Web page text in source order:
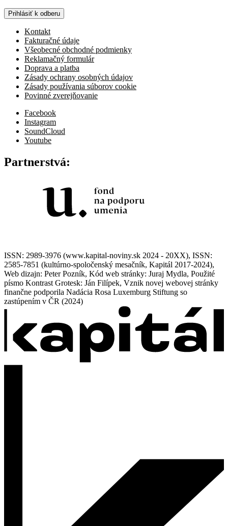
Prihlásiť k odberu
Kontakt
Fakturačné údaje
Všeobecné obchodné podmienky
Reklamačný formulár
Doprava a platba
Zásady ochrany osobných údajov
Zásady používania súborov cookie
Povinné zverejňovanie
Facebook
Instagram
SoundCloud
Youtube
Partnerstvá:
ISSN: 2989-3976 (www.kapital-noviny.sk 2024 - 20XX), ISSN:
2585-7851 (kultúrno-spoločenský mesačník, Kapitál 2017-2024),
Web dizajn: Peter Pozník, Kód web stránky: Juraj Mydla, Použité
písmo Kontrast Grotesk: Ján Filípek, Vznik novej webovej stránky
finančne podporila Nadácia Rosa Luxemburg Stiftung so
zastúpením v ČR (2024)